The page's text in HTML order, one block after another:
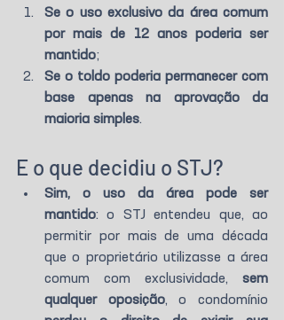
Se o uso exclusivo da área comum
por mais de 12 anos poderia ser
mantido;
Se o toldo poderia permanecer com
base apenas na aprovação da
maioria simples.
E o que decidiu o STJ?
Sim, o uso da área pode ser
mantido: o STJ entendeu que, ao
permitir por mais de uma década
que o proprietário utilizasse a área
comum com exclusividade, sem
qualquer oposição